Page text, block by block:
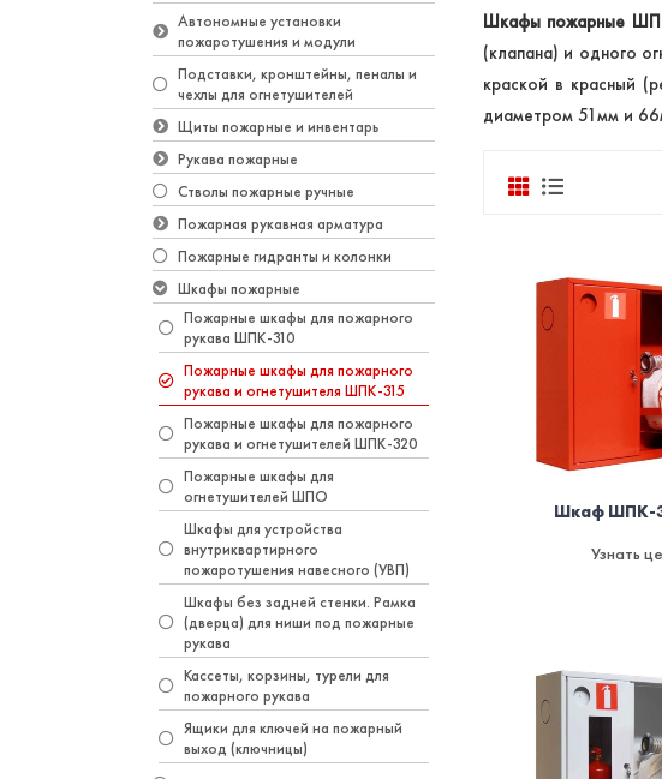
Автономные установки
пожаротушения и модули
Подставки, кронштейны, пеналы и
чехлы для огнетушителей
Щиты пожарные и инвентарь
Рукава пожарные
Стволы пожарные ручные
Пожарная рукавная арматура
Пожарные гидранты и колонки
Шкафы пожарные
Пожарные шкафы для пожарного
рукава ШПК-310
Пожарные шкафы для пожарного
рукава и огнетушителя ШПК-315
Пожарные шкафы для пожарного
рукава и огнетушителей ШПК-320
Пожарные шкафы для
огнетушителей ШПО
Шкафы для устройства
внутриквартирного
пожаротушения навесного (УВП)
Шкафы без задней стенки. Рамка
(дверца) для ниши под пожарные
рукава
Кассеты, корзины, турели для
пожарного рукава
Ящики для ключей на пожарный
выход (ключницы)
Шкафы пожарные
(клапана) и одного
краской в красный
диаметром 51мм и
Шкаф ШПК-
Узнать